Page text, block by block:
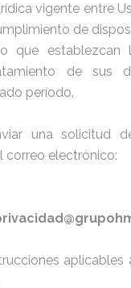
vigente entre
de
que establezcan
de sus
período.
una solicitud
correo electrónico:
aplicables